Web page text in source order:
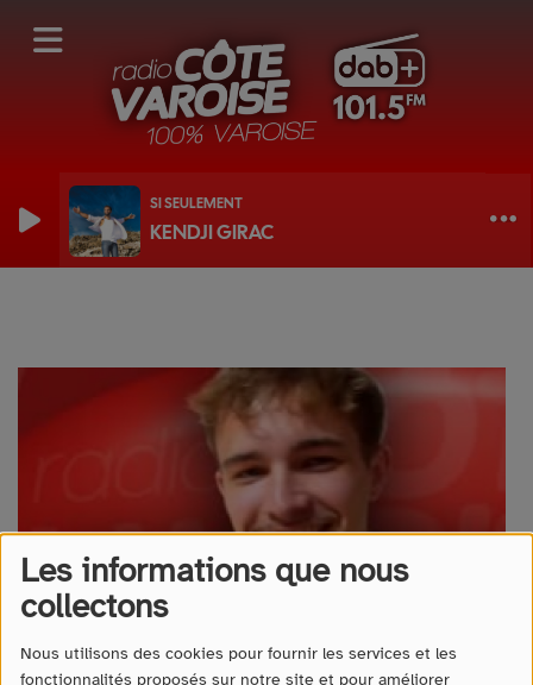
Les informations que nous
collectons
Nous utilisons des cookies pour fournir les services et les
fonctionnalités proposés sur notre site et pour améliorer
SI SEULEMENT
KENDJI GIRAC
L'AGENDA CÔTE VAROISE DE DORIAN